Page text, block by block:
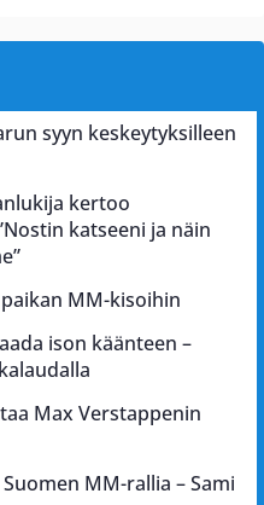
syyn keskeytyksilleen
kertoo
katseeni ja näin
MM-kisoihin
ison käänteen –
Max Verstappenin
MM-rallia – Sami